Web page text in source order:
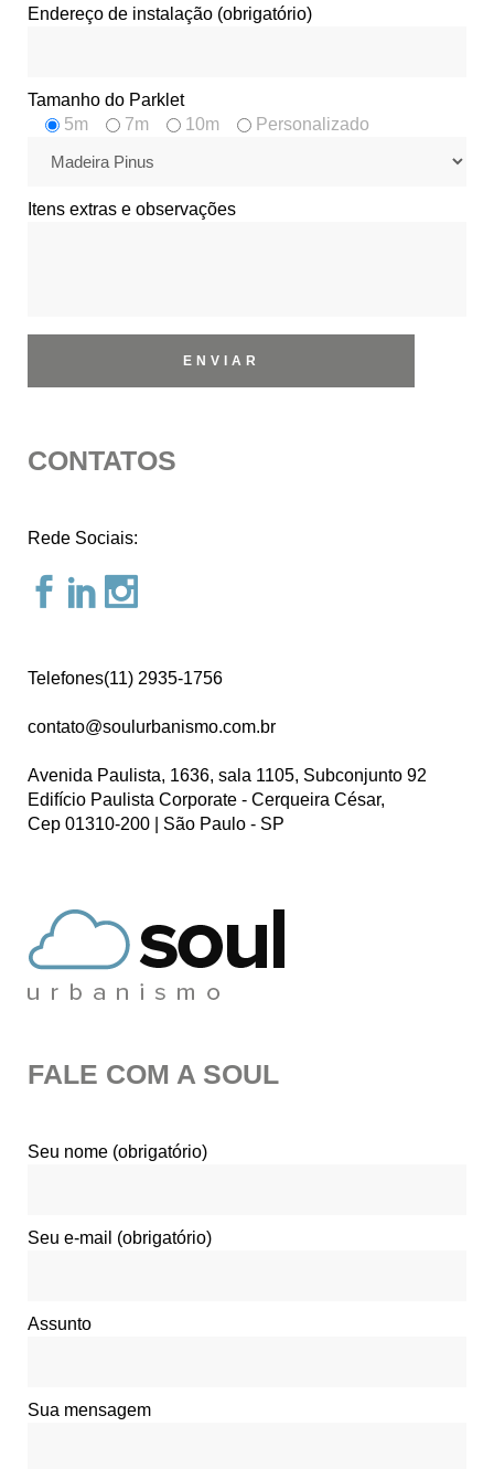
Endereço de instalação (obrigatório)
Tamanho do Parklet
5m
7m 10m Personalizado
Itens extras e observações
CONTATOS
Rede Sociais:
Telefones(11) 2935-1756
contato@soulurbanismo.com.br
Avenida Paulista, 1636, sala 1105, Subconjunto 92
Edifício Paulista Corporate - Cerqueira César,
Cep 01310-200 | São Paulo - SP
FALE COM A SOUL
Seu nome (obrigatório)
Seu e-mail (obrigatório)
Assunto
Sua mensagem